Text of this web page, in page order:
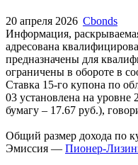
20 апреля 2026 Cbonds
Информация,
адресована
предназначены для
ограничены в обороте в
Ставка 15-го купона по
03 установлена на уровне
бумагу – 17.67 руб.),
Общий размер дохода по
Эмиссия — Пионер-